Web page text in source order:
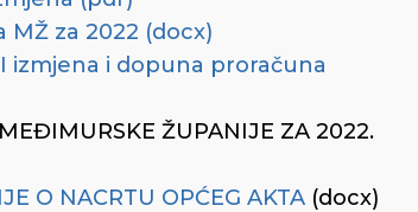
za 2022 (docx)
izmjena i dopuna proračuna
ŽUPANIJE ZA 2022.
O NACRTU OPĆEG AKTA (docx)